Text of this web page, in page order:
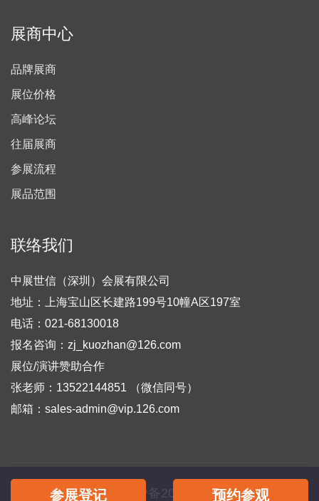
展商中心
品牌展商
展位价格
高峰论坛
往届展商
参展流程
展品范围
联络我们
中展世信（深圳）会展有限公司
地址：上海宝山区长建路199号10幢A区197室
电话：021-68130018
报名咨询：zj_kuozhan@126.com
展位/演讲赞助合作
张老师：13522144851 （微信同号）
邮箱：sales-admin@vip.126.com
备案号： 粤ICP备2022018403号-4
参展登记 预约参观